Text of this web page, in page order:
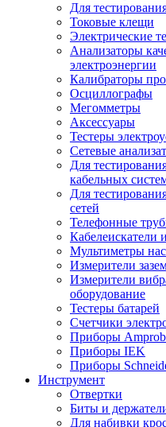
Для
Токовые клещи
Электрические
Анализаторы
электроэнергии
Калибраторы
Осциллографы
Мегомметры
Аксессуары
Тестеры
Сетевые
Для
кабельных
Для
сетей
Телефонные
Кабелеискатели
Мультиметры
Измерители
Измерители
оборудование
Тестеры батарей
Счетчики
Приборы
Приборы IEK
Приборы
Инструмент
Отвертки
Биты и
Для набивки